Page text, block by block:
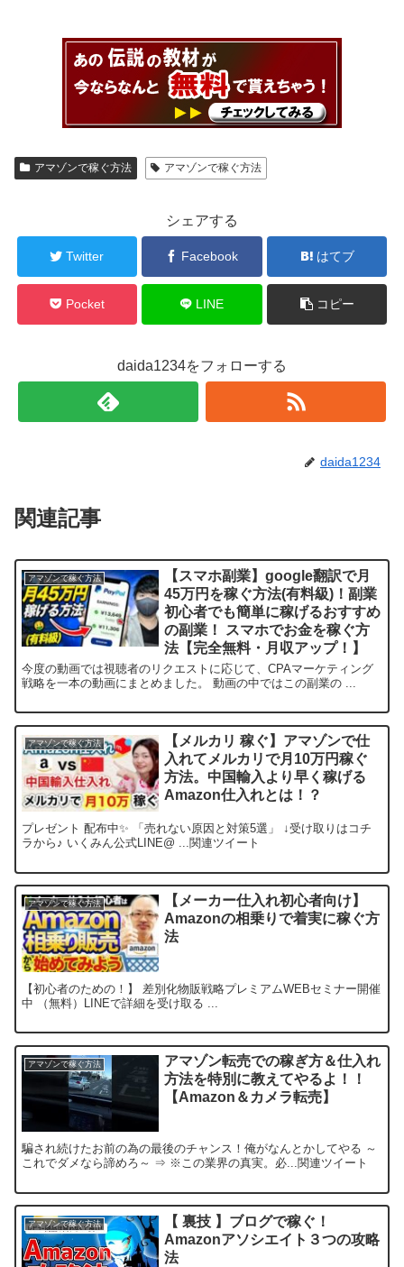
アマゾンで稼ぐ方法 アマゾンで稼ぐ方法
シェアする
Twitter Facebook はてブ
Pocket LINE コピー
daida1234をフォローする
daida1234
関連記事
アマゾンで稼ぐ方法
【スマホ副業】google翻訳で月
45万円を稼ぐ方法(有料級)！副業
初心者でも簡単に稼げるおすすめ
の副業！ スマホでお金を稼ぐ方
法【完全無料・月収アップ！】
今度の動画では視聴者のリクエストに応じて、CPAマーケティング
戦略を一本の動画にまとめました。 動画の中ではこの副業の ...
アマゾンで稼ぐ方法
【メルカリ 稼ぐ】アマゾンで仕
入れてメルカリで月10万円稼ぐ
方法。中国輸入より早く稼げる
Amazon仕入れとは！？
プレゼント 配布中✨ 「売れない原因と対策5選」 ↓受け取りはコチ
ラから♪ いくみん公式LINE@ ...関連ツイート
アマゾンで稼ぐ方法
【メーカー仕入れ初心者向け】
Amazonの相乗りで着実に稼ぐ方
法
【初心者のための！】 差別化物販戦略プレミアムWEBセミナー開催
中 （無料）LINEで詳細を受け取る ...
アマゾンで稼ぐ方法
アマゾン転売での稼ぎ方＆仕入れ
方法を特別に教えてやるよ！！
【Amazon＆カメラ転売】
騙され続けたお前の為の最後のチャンス！俺がなんとかしてやる ～
これでダメなら諦めろ～ ⇒ ※この業界の真実。必...関連ツイート
アマゾンで稼ぐ方法
【 裏技 】ブログで稼ぐ！
Amazonアソシエイト３つの攻略
法